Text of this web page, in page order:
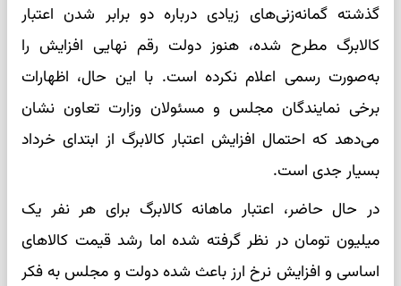
گذشته گمانه‌زنی‌های زیادی درباره دو برابر شدن اعتبار
کالابرگ مطرح شده، هنوز دولت رقم نهایی افزایش را
به‌صورت رسمی اعلام نکرده است. با این حال، اظهارات
برخی نمایندگان مجلس و مسئولان وزارت تعاون نشان
می‌دهد که احتمال افزایش اعتبار کالابرگ از ابتدای خرداد
بسیار جدی است.
در حال حاضر، اعتبار ماهانه کالابرگ برای هر نفر یک
میلیون تومان در نظر گرفته شده اما رشد قیمت کالاهای
اساسی و افزایش نرخ ارز باعث شده دولت و مجلس به فکر